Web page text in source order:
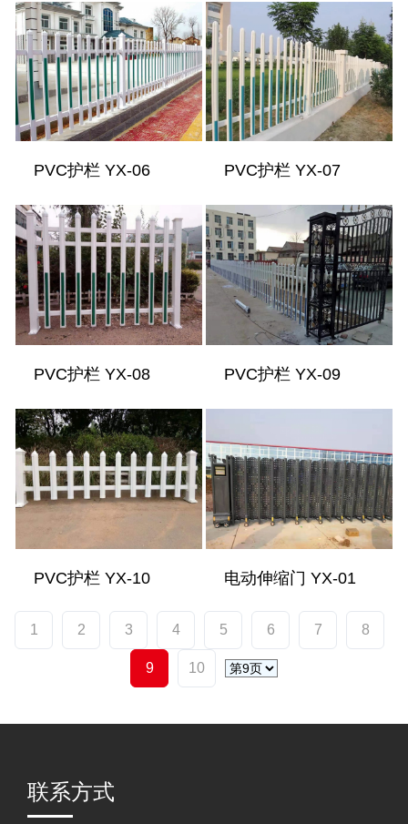
PVC护栏 YX-06 PVC护栏 YX-07
PVC护栏 YX-08 PVC护栏 YX-09
PVC护栏 YX-10 电动伸缩门 YX-01
1 2 3 4 5 6 7 8
9 10
联系方式